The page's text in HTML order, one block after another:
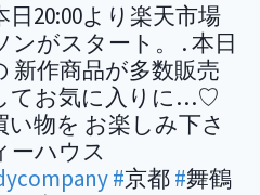
20:00より楽天市場
がスタート。 . 本日
新作商品が多数販売
てお気に入りに…♡
い物を お楽しみ下さ
ーハウス
#京都#舞鶴